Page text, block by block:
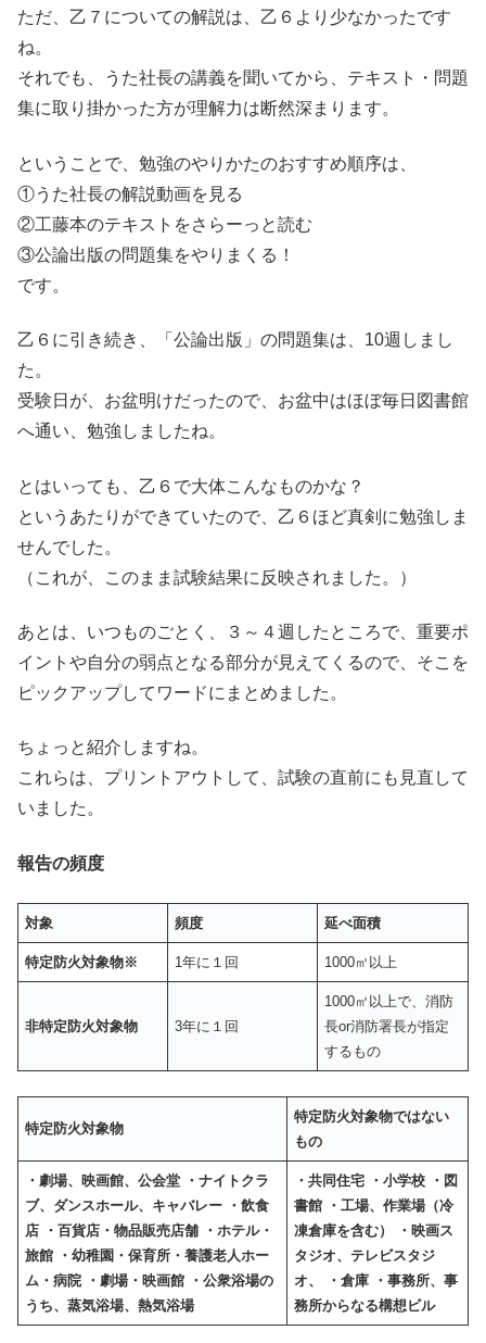
ただ、乙７についての解説は、乙６より少なかったです
ね。
それでも、うた社長の講義を聞いてから、テキスト・問題
集に取り掛かった方が理解力は断然深まります。
ということで、勉強のやりかたのおすすめ順序は、
①うた社長の解説動画を見る
②工藤本のテキストをさらーっと読む
③公論出版の問題集をやりまくる！
です。
乙６に引き続き、「公論出版」の問題集は、10週しまし
た。
受験日が、お盆明けだったので、お盆中はほぼ毎日図書館
へ通い、勉強しましたね。
とはいっても、乙６で大体こんなものかな？
というあたりができていたので、乙６ほど真剣に勉強しま
せんでした。
（これが、このまま試験結果に反映されました。）
あとは、いつものごとく、３～４週したところで、重要ポ
イントや自分の弱点となる部分が見えてくるので、そこを
ピックアップしてワードにまとめました。
ちょっと紹介しますね。
これらは、プリントアウトして、試験の直前にも見直して
いました。
報告の頻度
対象 頻度 延べ面積
特定防火対象物※ 1年に１回 1000㎡以上
非特定防火対象物 3年に１回
1000㎡以上で、消防
長or消防署長が指定
するもの
特定防火対象物
特定防火対象物ではない
もの
・劇場、映画館、公会堂 ・ナイトクラ
ブ、ダンスホール、キャバレー ・飲食
店 ・百貨店・物品販売店舗 ・ホテル・
旅館 ・幼稚園 ・保育所 ・養護老人ホー
ム・病院 ・劇場・映画館 ・公衆浴場の
うち、蒸気浴場、熱気浴場
・共同住宅 ・小学校 ・図
書館 ・工場、作業場（冷
凍倉庫を含む）
・映画ス
タジオ、テレビスタジ
オ、
・倉庫 ・事務所、事
務所からなる構想ビル